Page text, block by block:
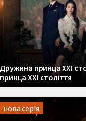
Дружина принца ХХІ
принца ХХІ століття
нова серія